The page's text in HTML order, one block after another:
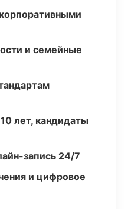
и семейные
лет, кандидаты
запись 24/7
и цифровое